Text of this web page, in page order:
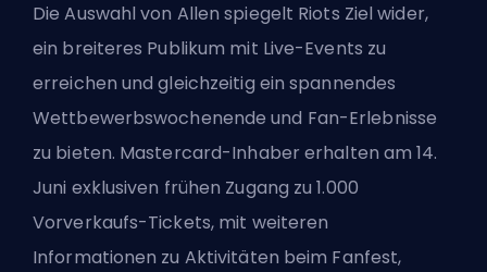
Die Auswahl von Allen spiegelt Riots Ziel wider,
ein breiteres Publikum mit Live-Events zu
erreichen und gleichzeitig ein spannendes
Wettbewerbswochenende und Fan-Erlebnisse
zu bieten. Mastercard-Inhaber erhalten am 14.
Juni exklusiven frühen Zugang zu 1.000
Vorverkaufs-Tickets, mit weiteren
Informationen zu Aktivitäten beim Fanfest,